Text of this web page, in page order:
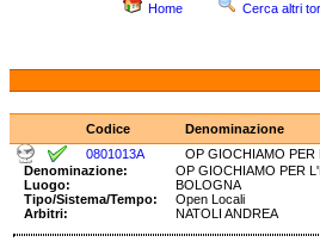
Home Cerca altri
Codice Denominazione
0801013A
OP GIOCHIAMO PER
Denominazione:
OP GIOCHIAMO
Luogo:
BOLOGNA
Tipo/Sistema/Tempo:
Open Locali
Arbitri:
NATOLI ANDREA